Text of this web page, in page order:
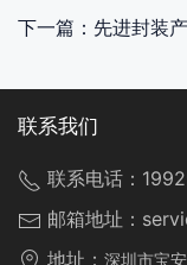
联系我们
联系电话：
邮箱地址：
地址： 深圳市宝